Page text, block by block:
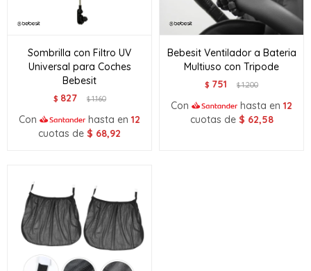
Sombrilla con Filtro UV
Universal para Coches
Bebesit
$ 827 $1.160
Con hasta en 12
cuotas de $ 68,92
Bebesit Ventilador a Bateria
Multiuso con Tripode
$ 751 $1.200
Con hasta en 12
cuotas de $ 62,58